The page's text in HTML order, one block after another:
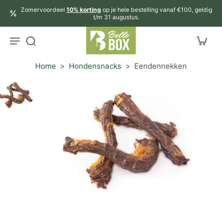
Zomervoordeel 10% korting op je hele bestelling vanaf €100, geldig
t/m 31 augustus.
Home > Hondensnacks > Eendennekken